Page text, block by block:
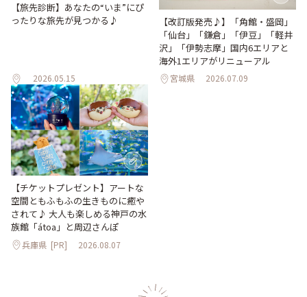
【旅先診断】あなたの“いま”にぴ
ったりな旅先が見つかる♪
2026.05.15
【改訂版発売♪】「角館・盛岡」
「仙台」「鎌倉」「伊豆」「軽井
沢」「伊勢志摩」国内6エリアと
海外1エリアがリニューアル
宮城県 2026.07.09
【チケットプレゼント】アートな
空間ともふもふの生きものに癒や
されて♪ 大人も楽しめる神戸の水
族館「átoa」と周辺さんぽ
兵庫県 [PR] 2026.08.07